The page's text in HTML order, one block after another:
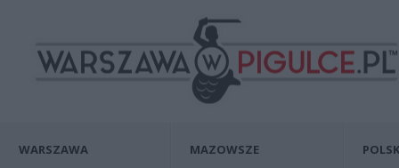
WARSZAWA MAZOWSZE